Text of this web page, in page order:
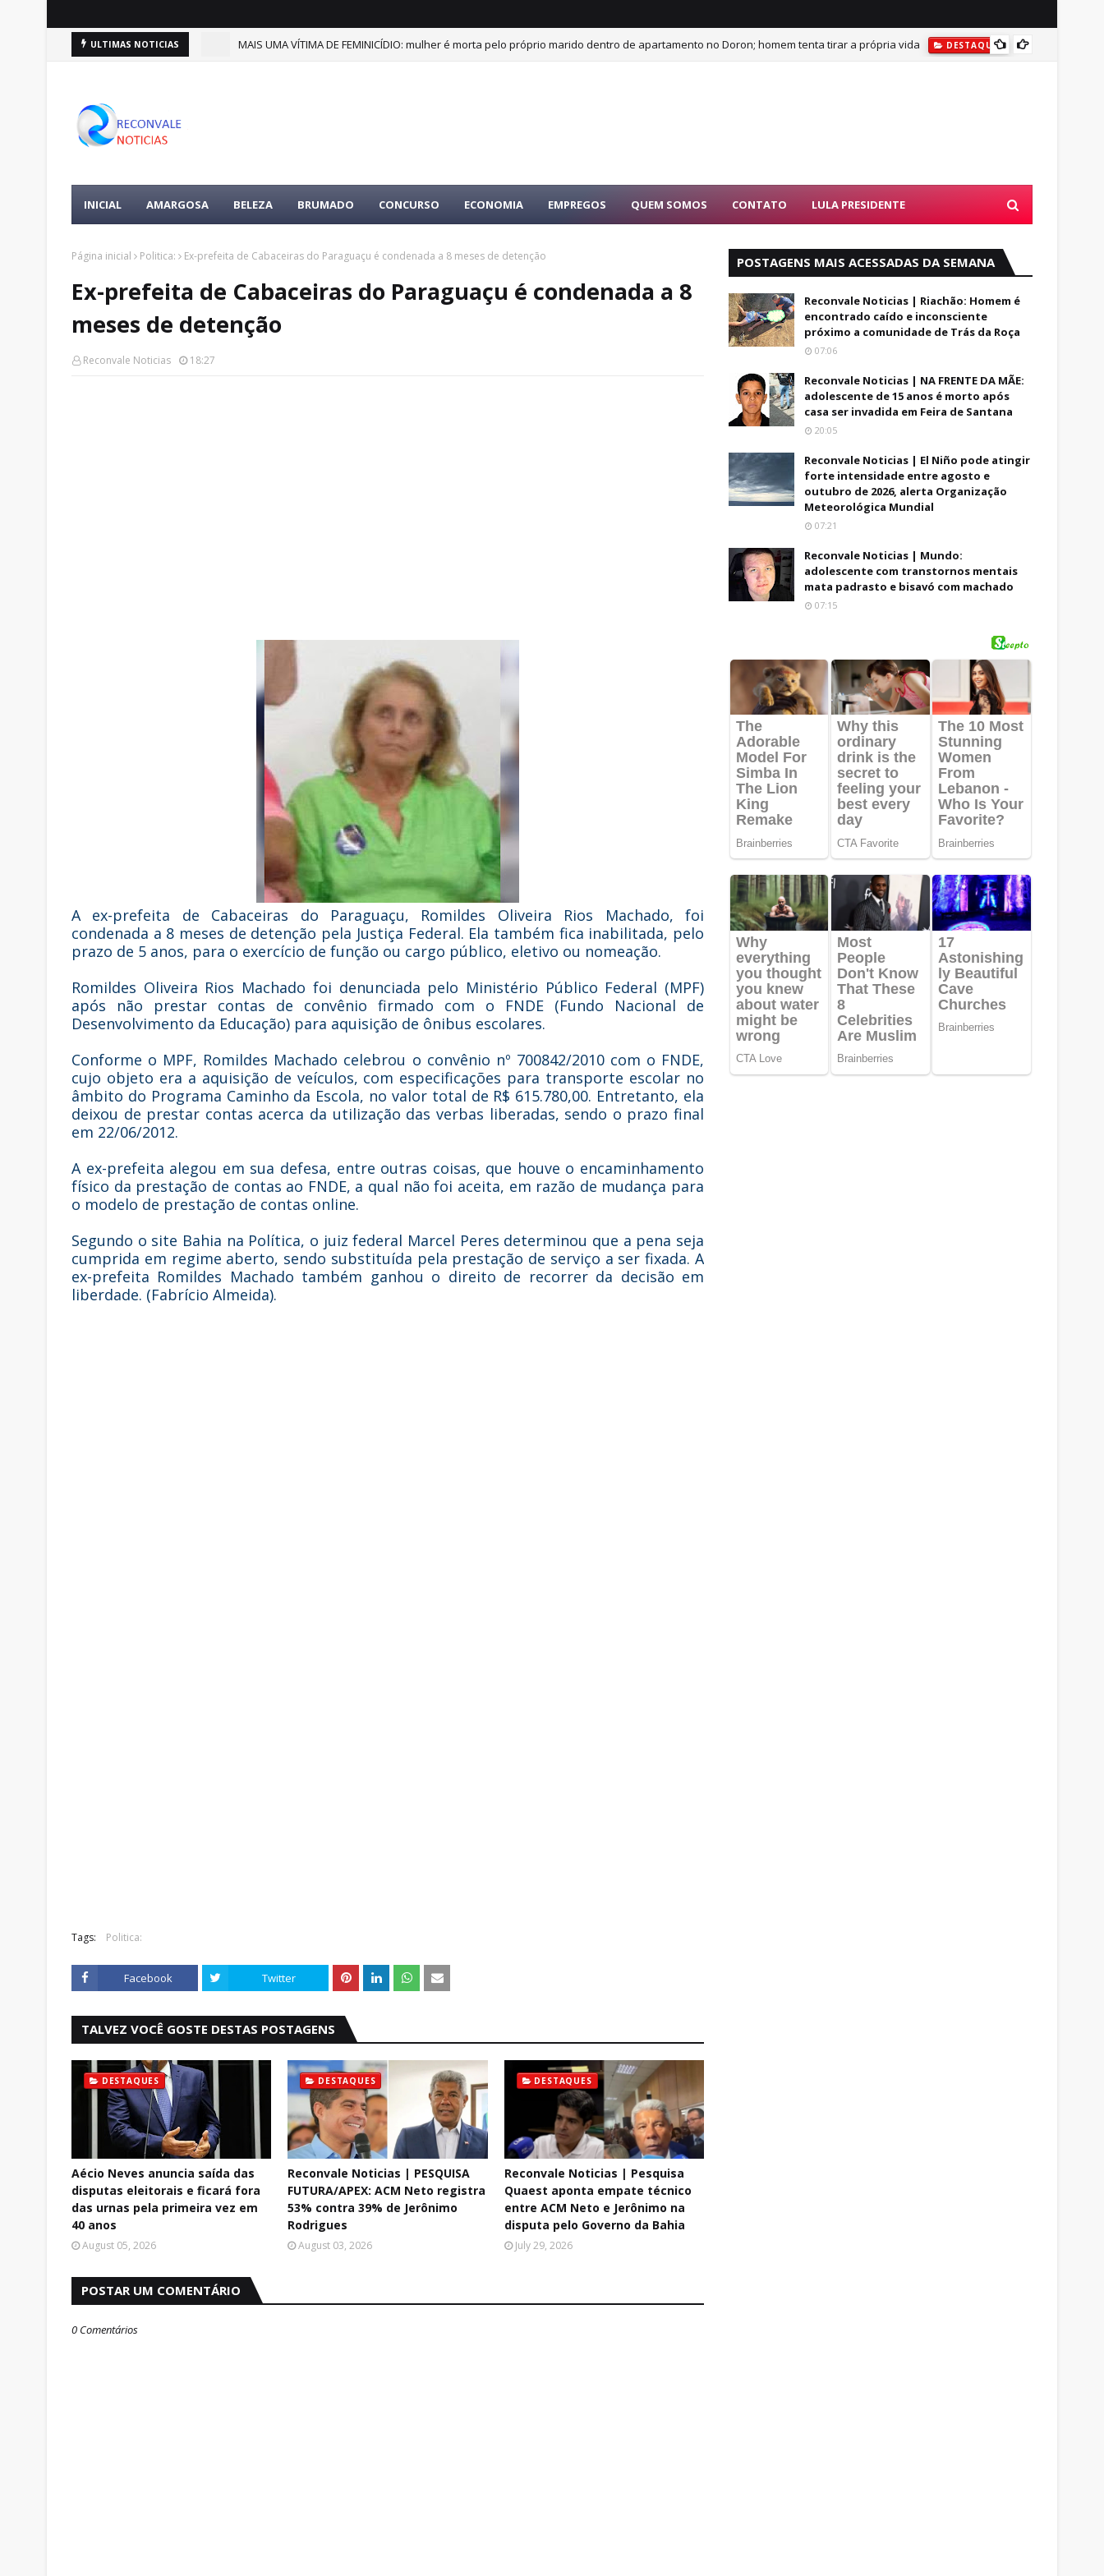
ULTIMAS NOTICIAS
DESTAQUES MAIS UMA VÍTIMA DE FEMINICÍDIO: mulher é morta pelo próprio marido dentro de apartamento no Doron; homem tenta tirar a própria vida DESTAQUES
INICIAL AMARGOSA BELEZA BRUMADO CONCURSO ECONOMIA EMPREGOS QUEM SOMOS CONTATO LULA PRESIDENTE
Página inicial Politica: Ex-prefeita de Cabaceiras do Paraguaçu é condenada a 8 meses de detenção
Ex-prefeita de Cabaceiras do Paraguaçu é condenada a 8
meses de detenção
Reconvale Noticias 18:27
A ex-prefeita de Cabaceiras do Paraguaçu, Romildes Oliveira Rios Machado, foi
condenada a 8 meses de detenção pela Justiça Federal. Ela também fica inabilitada, pelo
prazo de 5 anos, para o exercício de função ou cargo público, eletivo ou nomeação.
Romildes Oliveira Rios Machado foi denunciada pelo Ministério Público Federal (MPF)
após não prestar contas de convênio firmado com o FNDE (Fundo Nacional de
Desenvolvimento da Educação) para aquisição de ônibus escolares.
Conforme o MPF, Romildes Machado celebrou o convênio nº 700842/2010 com o FNDE,
cujo objeto era a aquisição de veículos, com especificações para transporte escolar no
âmbito do Programa Caminho da Escola, no valor total de R$ 615.780,00. Entretanto, ela
deixou de prestar contas acerca da utilização das verbas liberadas, sendo o prazo final
em 22/06/2012.
A ex-prefeita alegou em sua defesa, entre outras coisas, que houve o encaminhamento
físico da prestação de contas ao FNDE, a qual não foi aceita, em razão de mudança para
o modelo de prestação de contas online.
Segundo o site Bahia na Política, o juiz federal Marcel Peres determinou que a pena seja
cumprida em regime aberto, sendo substituída pela prestação de serviço a ser fixada. A
ex-prefeita Romildes Machado também ganhou o direito de recorrer da decisão em
liberdade. (Fabrício Almeida).
Tags: Politica:
Facebook Twitter
TALVEZ VOCÊ GOSTE DESTAS POSTAGENS
DESTAQUES
Aécio Neves anuncia saída das
disputas eleitorais e ficará fora
das urnas pela primeira vez em
40 anos
August 05, 2026
DESTAQUES
Reconvale Noticias | PESQUISA
FUTURA/APEX: ACM Neto registra
53% contra 39% de Jerônimo
Rodrigues
August 03, 2026
DESTAQUES
Reconvale Noticias | Pesquisa
Quaest aponta empate técnico
entre ACM Neto e Jerônimo na
disputa pelo Governo da Bahia
July 29, 2026
POSTAR UM COMENTÁRIO
0 Comentários
POSTAGENS MAIS ACESSADAS DA SEMANA
Reconvale Noticias | Riachão: Homem é
encontrado caído e inconsciente
próximo a comunidade de Trás da Roça
07:06
Reconvale Noticias | NA FRENTE DA MÃE:
adolescente de 15 anos é morto após
casa ser invadida em Feira de Santana
20:05
Reconvale Noticias | El Niño pode atingir
forte intensidade entre agosto e
outubro de 2026, alerta Organização
Meteorológica Mundial
07:21
Reconvale Noticias | Mundo:
adolescente com transtornos mentais
mata padrasto e bisavó com machado
07:15